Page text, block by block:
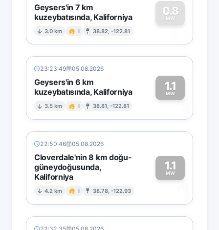
Geysers'in 7 km
kuzeybatısında, Kaliforniya
3.0 km I 38.82, -122.81
0.8
MW
0
23:23:49 05.08.2026
Geysers'in 6 km
kuzeybatısında, Kaliforniya
3.5 km I 38.81, -122.81
1.1
MW1
22:50:46 05.08.2026
Cloverdale'nin 8 km doğu-
güneydoğusunda,
Kaliforniya
4.2 km I 38.78, -122.93
1.1
MW
1